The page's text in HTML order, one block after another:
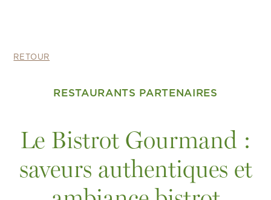
RETOUR
RESTAURANTS PARTENAIRES
Le Bistrot Gourmand :
saveurs authentiques et